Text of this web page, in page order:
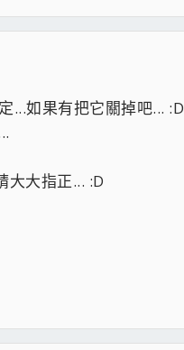
...如果有把它關掉吧... :D
大大指正... :D